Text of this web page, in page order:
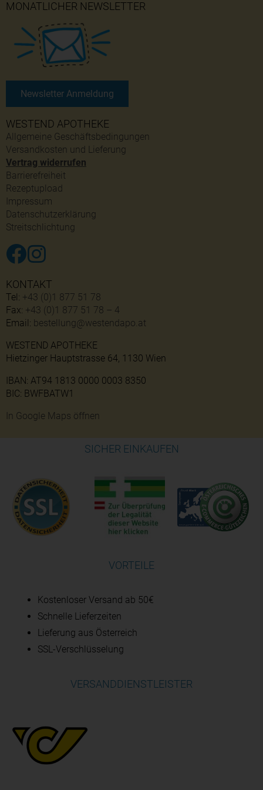
WESTEND APOTHEKE
Allgemeine Geschäftsbedingungen
Versandkosten und Lieferung
Vertrag widerrufen
Barrierefreiheit
Rezeptupload
Impressum
Datenschutzerklärung
Streitschlichtung
MONATLICHER NEWSLETTER
Newsletter Anmeldung
KONTAKT
Tel: +43 (0)1 877 51 78
Fax: +43 (0)1 877 51 78 – 4
Email: bestellung@westendapo.at
WESTEND APOTHEKE
Hietzinger Hauptstrasse 64, 1130 Wien
IBAN: AT94 1813 0000 0003 8350
BIC: BWFBATW1
In Google Maps öffnen
SICHER EINKAUFEN
VORTEILE
Kostenloser Versand ab 50€
Schnelle Lieferzeiten
Lieferung aus Österreich
SSL-Verschlüsselung
VERSANDDIENSTLEISTER